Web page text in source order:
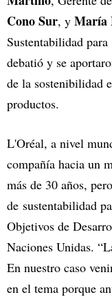
Cono Sur, y María
Sustentabilidad para
debatió y se
de la sostenibilidad
productos.
L'Oréal, a nivel
compañía hacia un
más de 30 años,
de sustentabilidad
Objetivos de
Naciones Unidas.
En nuestro caso
en el tema porque